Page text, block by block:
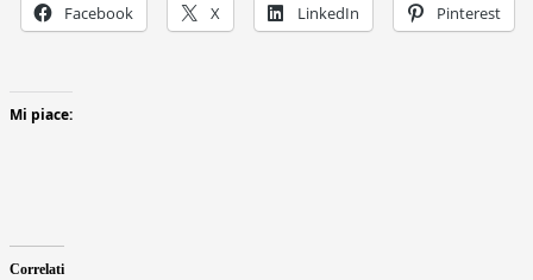
Facebook X LinkedIn Pinterest
Mi piace:
Correlati